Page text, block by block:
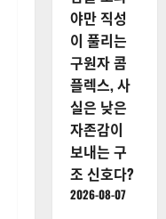
야만 직성
이 풀리는
구원자 콤
플렉스, 사
실은 낮은
자존감이
보내는 구
조 신호다?
2026-08-07